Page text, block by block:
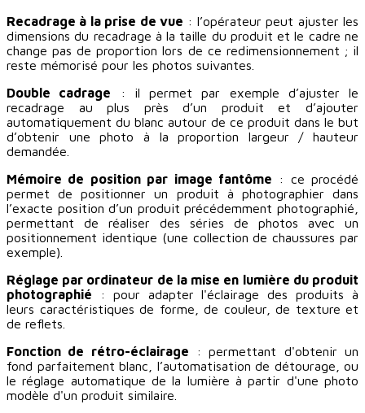
Recadrage à la prise de vue : l’opérateur peut ajuster les
dimensions du recadrage à la taille du produit et le cadre ne
change pas de proportion lors de ce redimensionnement ; il
reste mémorisé pour les photos suivantes.
Double cadrage : il permet par exemple d’ajuster le
recadrage au plus près d’un produit et d’ajouter
automatiquement du blanc autour de ce produit dans le but
d’obtenir une photo à la proportion largeur / hauteur
demandée.
Mémoire de position par image fantôme : ce procédé
permet de positionner un produit à photographier dans
l’exacte position d’un produit précédemment photographié,
permettant de réaliser des séries de photos avec un
positionnement identique (une collection de chaussures par
exemple).
Réglage par ordinateur de la mise en lumière du produit
photographié : pour adapter l'éclairage des produits à
leurs caractéristiques de forme, de couleur, de texture et
de reflets.
Fonction de rétro-éclairage : permettant d'obtenir un
fond parfaitement blanc, l’automatisation de détourage, ou
le réglage automatique de la lumière à partir d'une photo
modèle d'un produit similaire.